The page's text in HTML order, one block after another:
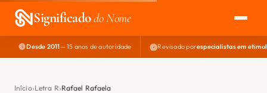
Significadodo Nome
EXPLORAR
NOME PERFEITO
Desde 2011— 15 anos de autoridade Revisado porespecialistas em
Início Letra R Rafael Rafaela